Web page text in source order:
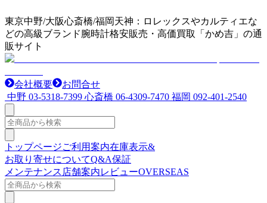
東京中野/大阪心斎橋/福岡天神：ロレックスやカルティエな
どの高級ブランド腕時計格安販売・高価買取「かめ吉」の通
販サイト
会社概要
お問合せ
中野 03-5318-7399 心斎橋 06-4309-7470 福岡 092-401-2540
トップページご利用案内在庫表示&
お取り寄せについてQ&A保証
メンテナンス 店舗案内レビューOVERSEAS